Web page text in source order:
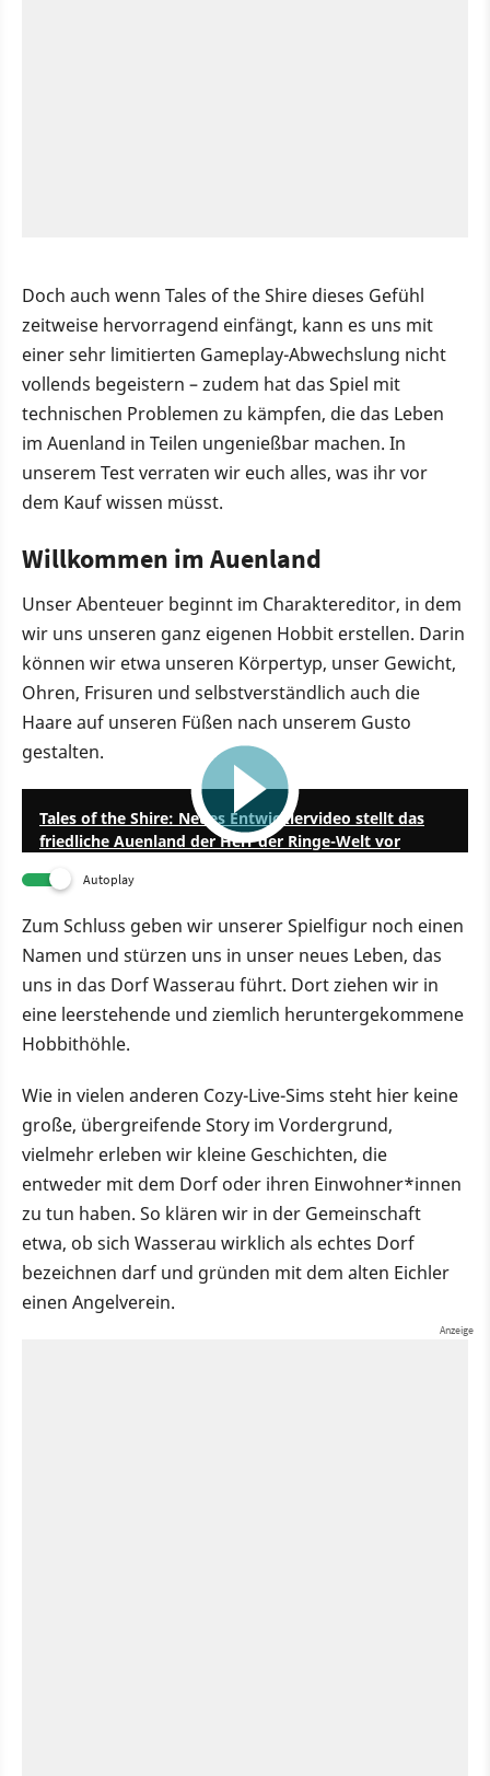
Doch auch wenn Tales of the Shire dieses Gefühl
zeitweise hervorragend einfängt, kann es uns mit
einer sehr limitierten Gameplay-Abwechslung nicht
vollends begeistern – zudem hat das Spiel mit
technischen Problemen zu kämpfen, die das Leben
im Auenland in Teilen ungenießbar machen. In
unserem Test verraten wir euch alles, was ihr vor
dem Kauf wissen müsst.
Willkommen im Auenland
Unser Abenteuer beginnt im Charaktereditor, in dem
wir uns unseren ganz eigenen Hobbit erstellen. Darin
können wir etwa unseren Körpertyp, unser Gewicht,
Ohren, Frisuren und selbstverständlich auch die
Haare auf unseren Füßen nach unserem Gusto
gestalten.
Tales of the Shire: Neues Entwicklervideo stellt das
friedliche Auenland der Herr der Ringe-Welt vor
Autoplay
Zum Schluss geben wir unserer Spielfigur noch einen
Namen und stürzen uns in unser neues Leben, das
uns in das Dorf Wasserau führt. Dort ziehen wir in
eine leerstehende und ziemlich heruntergekommene
Hobbithöhle.
Wie in vielen anderen Cozy-Live-Sims steht hier keine
große, übergreifende Story im Vordergrund,
vielmehr erleben wir kleine Geschichten, die
entweder mit dem Dorf oder ihren Einwohner*innen
zu tun haben. So klären wir in der Gemeinschaft
etwa, ob sich Wasserau wirklich als echtes Dorf
bezeichnen darf und gründen mit dem alten Eichler
einen Angelverein.